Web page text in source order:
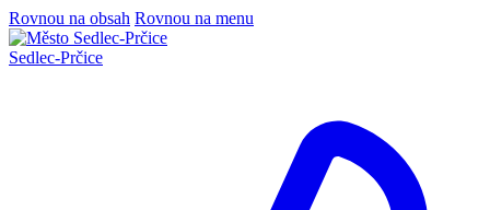
Rovnou na obsah Rovnou na menu
Sedlec-Prčice